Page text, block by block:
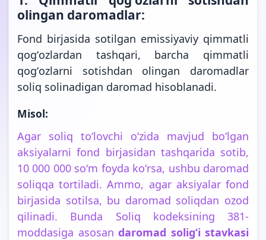
olingan daromadlar:
Fond birjasida sotilgan emissiyaviy qimmatli
qogʻozlardan tashqari, barcha qimmatli
qogʻozlarni sotishdan olingan daromadlar
soliq solinadigan daromad hisoblanadi.
Misol:
Agar soliq toʻlovchi oʻzida mavjud boʻlgan
aksiyalarni fond birjasidan tashqarida sotib,
10 000 000 soʻm foyda koʻrsa, ushbu daromad
soliqqa tortiladi. Ammo, agar aksiyalar fond
birjasida sotilsa, bu daromad soliqdan ozod
qilinadi. Bunda Soliq kodeksining 381-
moddasiga asosan daromad soligʻi stavkasi